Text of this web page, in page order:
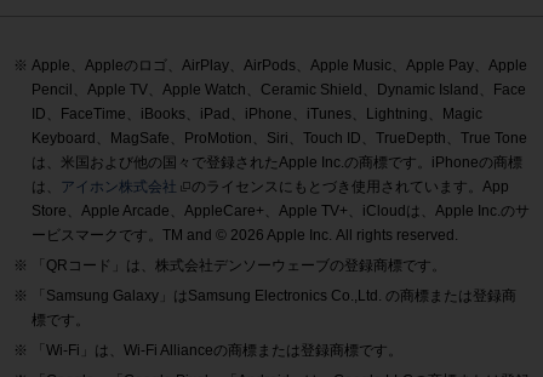
Apple、Appleのロゴ、AirPlay、AirPods、Apple Music、Apple Pay、Apple
Pencil、Apple TV、Apple Watch、Ceramic Shield、Dynamic Island、Face
ID、FaceTime、iBooks、iPad、iPhone、iTunes、Lightning、Magic
Keyboard、MagSafe、ProMotion、Siri、Touch ID、TrueDepth、True Tone
は、米国および他の国々で登録されたApple Inc.の商標です。iPhoneの商標
は、 アイホン株式会社
のライセンスにもとづき使用されています。App
Store、Apple Arcade、AppleCare+、Apple TV+、iCloudは、Apple Inc.のサ
ービスマークです。TM and © 2026 Apple Inc. All rights reserved.
「QRコード」は、株式会社デンソーウェーブの登録商標です。
「Samsung Galaxy」はSamsung Electronics Co.,Ltd. の商標または登録商
標です。
「Wi-Fi」は、Wi-Fi Allianceの商標または登録商標です。